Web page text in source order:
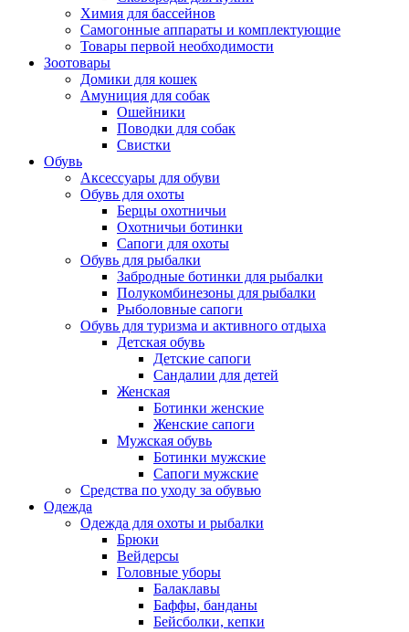
Химия для бассейнов
Самогонные аппараты и комплектующие
Товары первой необходимости
Зоотовары
Домики для кошек
Амуниция для собак
Ошейники
Поводки для собак
Свистки
Обувь
Аксессуары для обуви
Обувь для охоты
Берцы охотничьи
Охотничьи ботинки
Сапоги для охоты
Обувь для рыбалки
Забродные ботинки для рыбалки
Полукомбинезоны для рыбалки
Рыболовные сапоги
Обувь для туризма и активного отдыха
Детская обувь
Детские сапоги
Сандалии для детей
Женская
Ботинки женские
Женские сапоги
Мужская обувь
Ботинки мужские
Сапоги мужские
Средства по уходу за обувью
Одежда
Одежда для охоты и рыбалки
Брюки
Вейдерсы
Головные уборы
Балаклавы
Баффы, банданы
Бейсболки, кепки